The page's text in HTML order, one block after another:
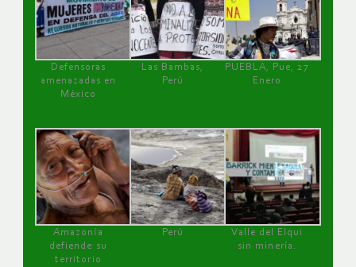
Defensoras
amenazadas en
México
Las Bambas,
Perú
PUEBLA, Pue, 27
Enero
Amazonía
defiende su
territorio
Perú
Valle del Elqui
sin minería.